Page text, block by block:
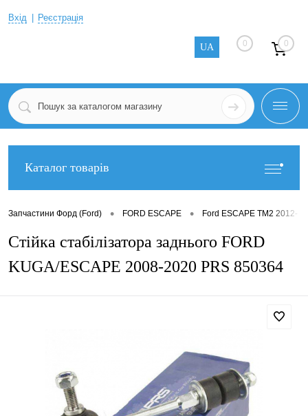
Вхід Реєстрація
UA 0 0
Каталог товарів
Запчастини Форд (Ford) • FORD ESCAPE • Ford ESCAPE TM2 2012-
Стійка стабілізатора заднього FORD
KUGA/ESCAPE 2008-2020 PRS 850364